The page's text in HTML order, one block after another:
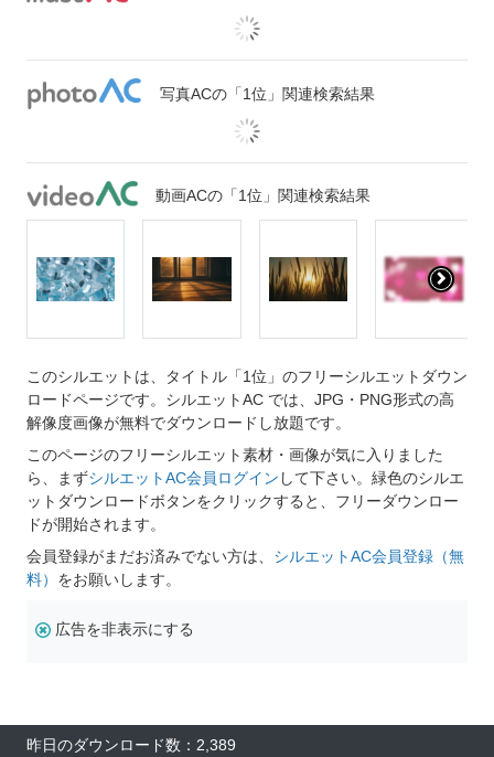
写真ACの「1位」関連検索結果
動画ACの「1位」関連検索結果
このシルエットは、タイトル「1位」のフリーシルエットダウン
ロードページです。シルエットAC では、JPG・PNG形式の高
解像度画像が無料でダウンロードし放題です。
このページのフリーシルエット素材・画像が気に入りました
ら、まずシルエットAC会員ログイン して下さい。緑色のシルエ
ットダウンロードボタンをクリックすると、フリーダウンロー
ドが開始されます。
会員登録がまだお済みでない方は、 シルエットAC会員登録（無
料） をお願いします。
広告を非表示にする
昨日のダウンロード数：2,389